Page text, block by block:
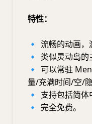
特性：
🔹 流畅的动画，
🔹
类似灵动岛的
🔹 可以常驻
量/充满时间/空/隐
🔹
支持包括简体
🔹 完全免费。